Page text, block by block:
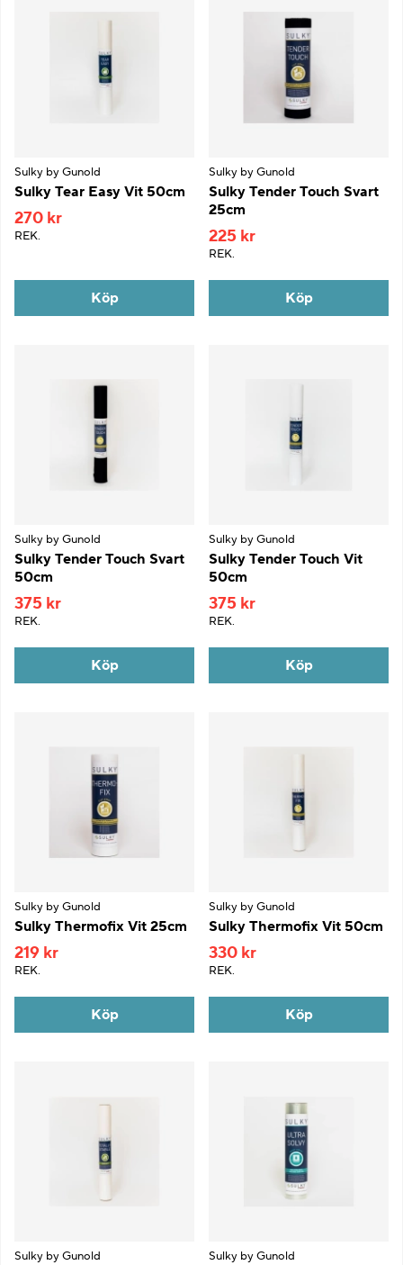
Sulky by Gunold
Sulky Tear Easy Vit 50cm
270 kr
REK.
Köp
Sulky by Gunold
Sulky Tender Touch Svart
25cm
225 kr
REK.
Köp
Sulky by Gunold
Sulky Tender Touch Svart
50cm
375 kr
REK.
Köp
Sulky by Gunold
Sulky Tender Touch Vit
50cm
375 kr
REK.
Köp
Sulky by Gunold
Sulky Thermofix Vit 25cm
219 kr
REK.
Köp
Sulky by Gunold
Sulky Thermofix Vit 50cm
330 kr
REK.
Köp
Sulky by Gunold Sulky by Gunold